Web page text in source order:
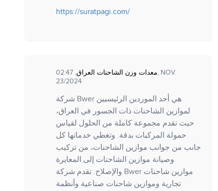
https://suratpagi.com/
معدات وزن الشاحنات العراق , 02:47, NOV.
23/2024
شركة Bwer هي أحد الموردين الرئيسيين
لموازين الشاحنات ذات الجسور في العراق،
حيث تقدم مجموعة كاملة من الحلول لقياس
حمولة المركبات بدقة. وتغطي خدماتها كل
جانب من جوانب موازين الشاحنات، من تركيب
وصيانة موازين الشاحنات إلى المعايرة
والإصلاح. تقدم شركة Bwer موازين شاحنات
تجارية وموازين شاحنات صناعية وأنظمة